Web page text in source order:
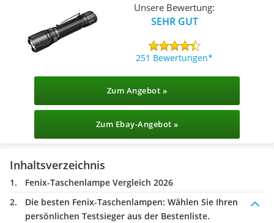
Unsere Bewertung:
SEHR GUT
251 Bewertungen
Zum Angebot »
Zum Ebay-Angebot »
Inhaltsverzeichnis
Fenix-Taschenlampe Vergleich 2026
Die besten Fenix-Taschenlampen: Wählen Sie Ihren
persönlichen Testsieger aus der Bestenliste.